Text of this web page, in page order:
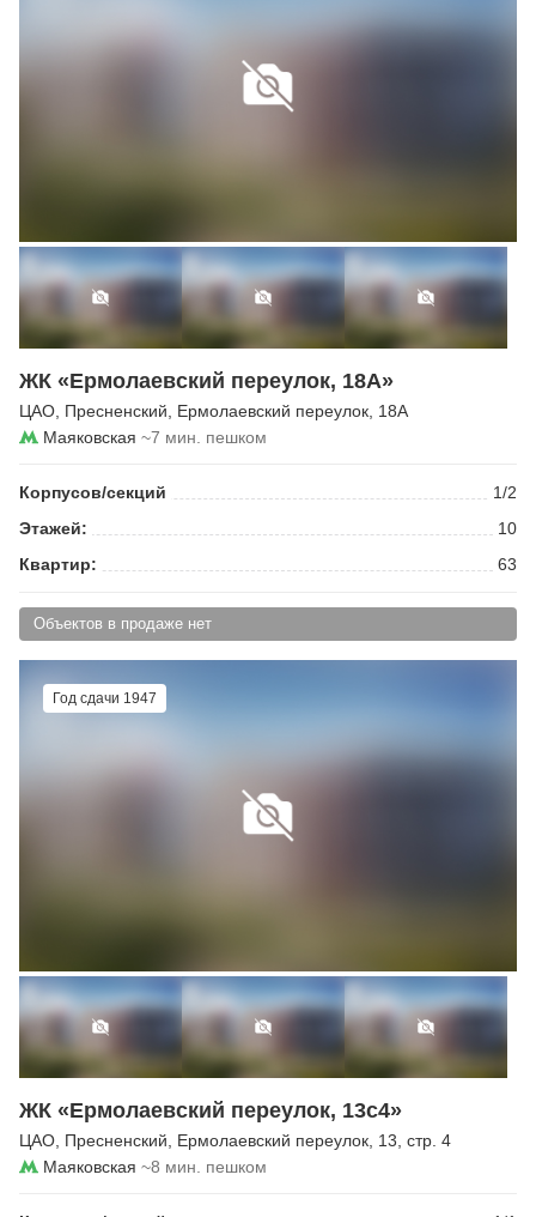
ЖК «Ермолаевский переулок, 18А»
ЦАО Пресненский Ермолаевский переулок , 18А
Маяковская ~7 мин. пешком
Корпусов/секций
1/2
Этажей:
10
Квартир:
63
Объектов в продаже нет
Год сдачи 1947
ЖК «Ермолаевский переулок, 13с4»
ЦАО Пресненский Ермолаевский переулок , 13, стр. 4
Маяковская ~8 мин. пешком